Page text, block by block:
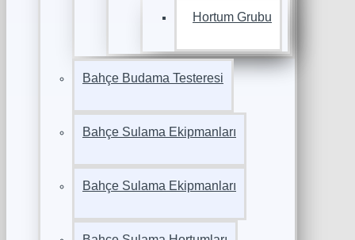
Hortum Grubu
Bahçe Budama Testeresi
Bahçe Sulama Ekipmanları
Bahçe Sulama Ekipmanları